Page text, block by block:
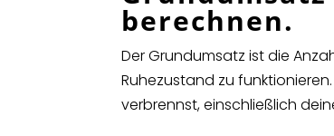
berechnen.
Der Grundumsatz ist die
Ruhezustand zu
verbrennst, einschließlich